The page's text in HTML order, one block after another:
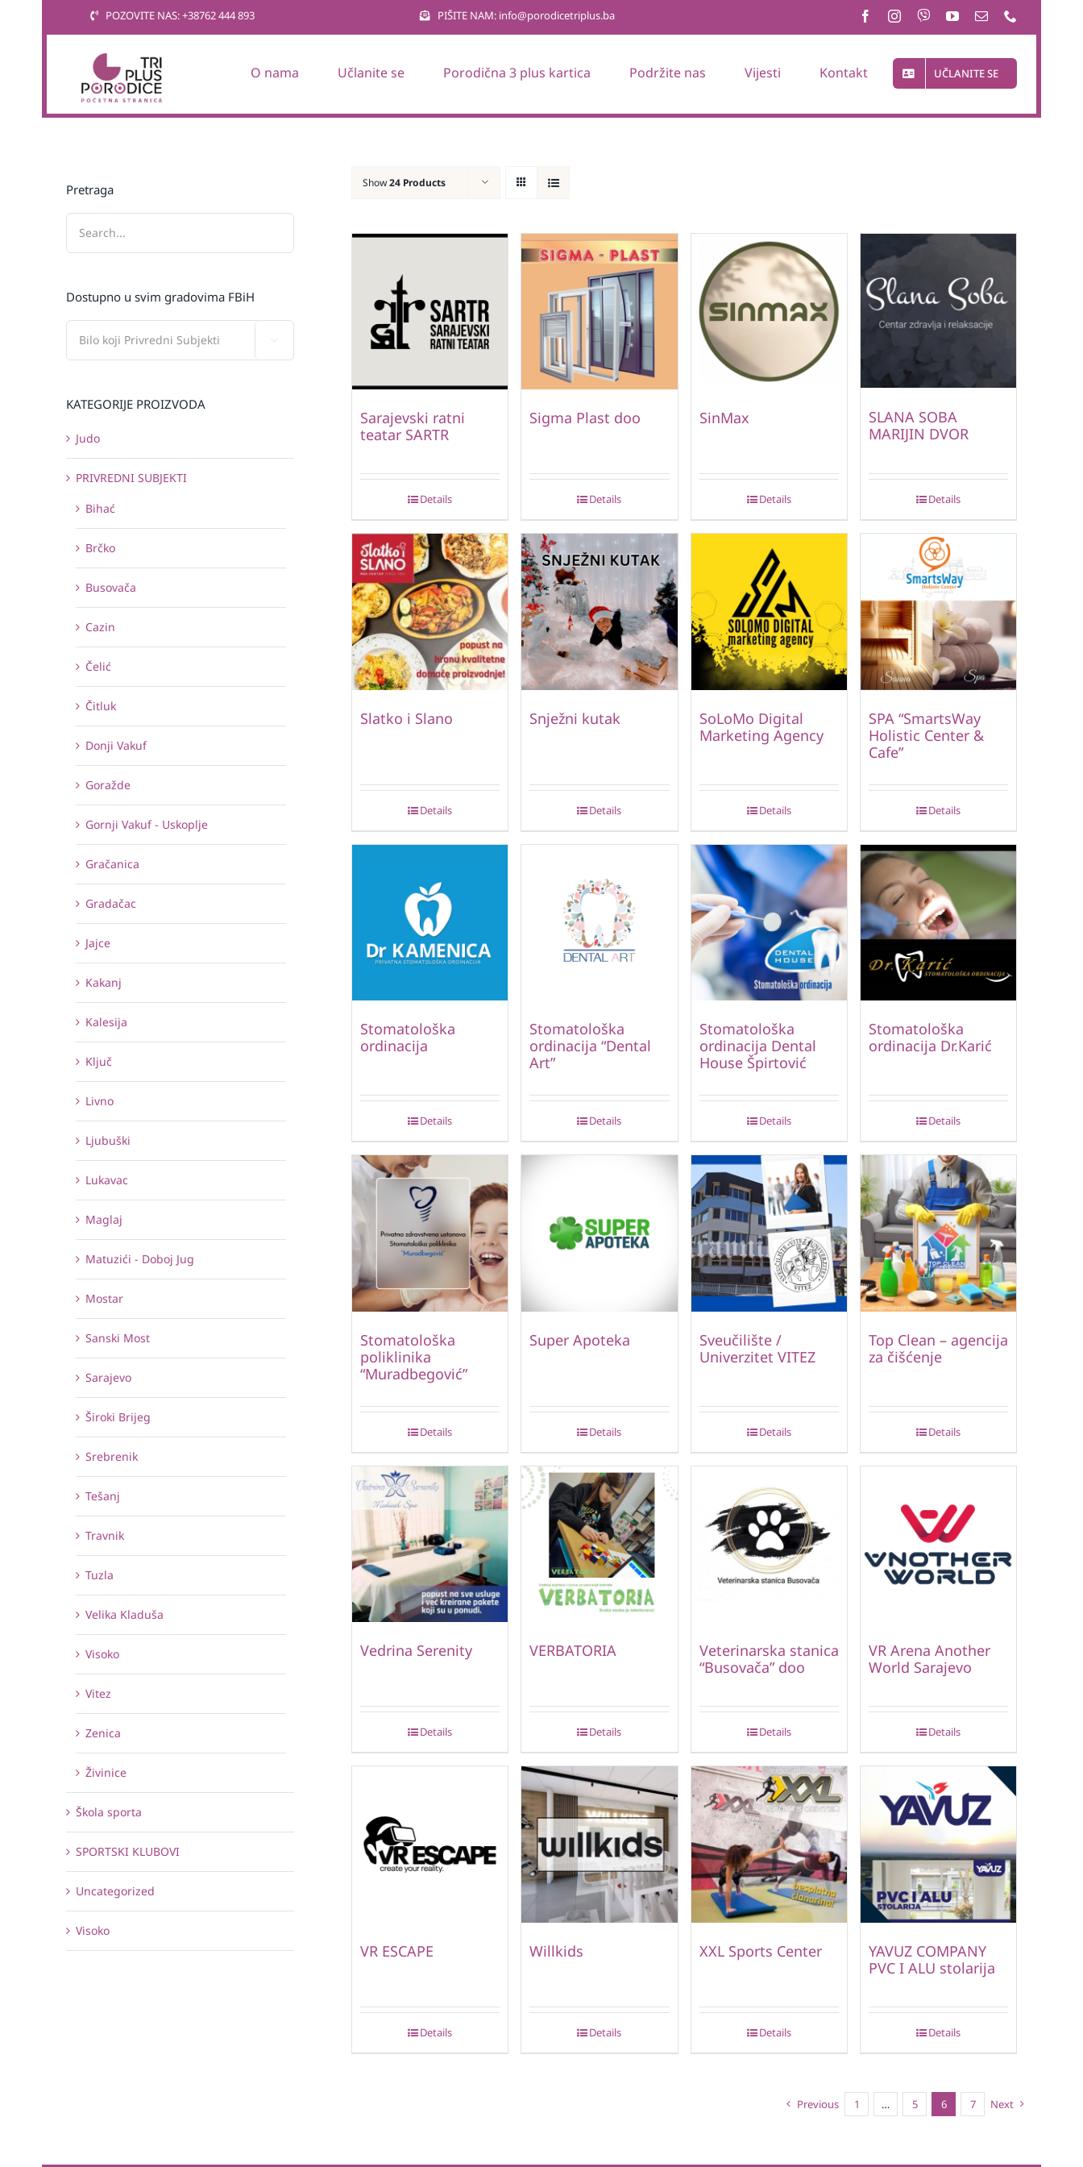
POZOVITE NAS: +38762 444 893 PIŠITE NAM: info@porodicetriplus.ba
O nama Učlanite se Porodična 3 plus kartica Podržite nas Vijesti Kontakt UČLANITE SE
Show24 Products
Sarajevski ratni
teatar SARTR
Details
Sigma Plast doo
Details
SinMax
Details
SLANA SOBA
MARIJIN DVOR
Details
Slatko i Slano
Details
Snježni kutak
Details
SoLoMo Digital
Marketing Agency
Details
SPA “SmartsWay
Holistic Center &
Cafe”
Details
Stomatološka
ordinacija
Details
Stomatološka
ordinacija “Dental
Art”
Details
Stomatološka
ordinacija Dental
House Špirtović
Details
Stomatološka
ordinacija Dr.Karić
Details
Stomatološka
poliklinika
“Muradbegović”
Details
Super Apoteka
Details
Sveučilište /
Univerzitet VITEZ
Details
Top Clean – agencija
za čišćenje
Details
Vedrina Serenity
Details
VERBATORIA
Details
Veterinarska stanica
“Busovača” doo
Details
VR Arena Another
World Sarajevo
Details
VR ESCAPE
Details
Willkids
Details
XXL Sports Center
Details
YAVUZ COMPANY
PVC I ALU stolarija
Details
Previous 1 … 5 6 7 Next
Pretraga
Dostupno u svim gradovima FBiH
KATEGORIJE PROIZVODA
Judo
PRIVREDNI SUBJEKTI
Bihać
Brčko
Busovača
Cazin
Čelić
Čitluk
Donji Vakuf
Goražde
Gornji Vakuf - Uskoplje
Gračanica
Gradačac
Jajce
Kakanj
Kalesija
Ključ
Livno
Ljubuški
Lukavac
Maglaj
Matuzići - Doboj Jug
Mostar
Sanski Most
Sarajevo
Široki Brijeg
Srebrenik
Tešanj
Travnik
Tuzla
Velika Kladuša
Visoko
Vitez
Zenica
Živinice
Škola sporta
SPORTSKI KLUBOVI
Uncategorized
Visoko